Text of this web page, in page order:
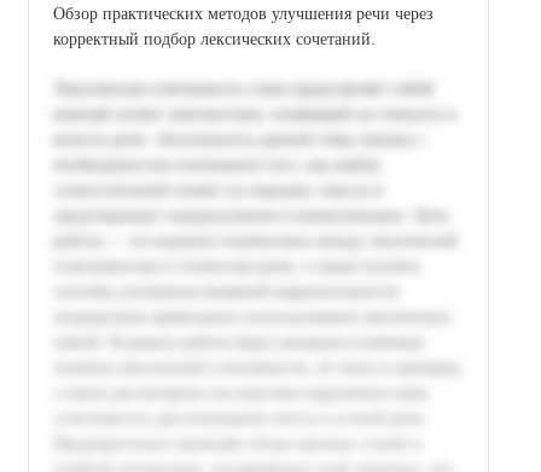
Обзор практических методов улучшения речи через
корректный подбор лексических сочетаний.